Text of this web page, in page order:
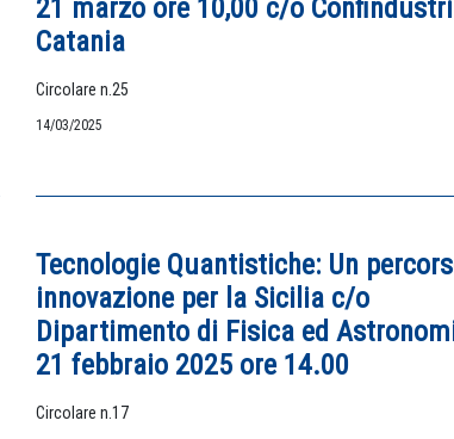
21 marzo ore 10,00 c/o
Catania
Circolare n.25
14/03/2025
Tecnologie Quantistiche: Un
innovazione per la Sicilia c/o
Dipartimento di Fisica ed
21 febbraio 2025 ore 14.00
Circolare n.17